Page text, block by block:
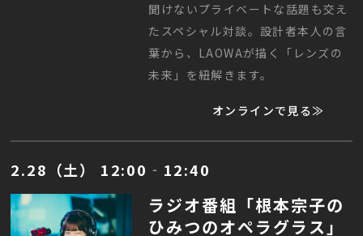
聞けないプライベートな話題も交え
たスペシャル対談。設計者本人の言
葉から、LAOWAが描く「レンズの
未来」を紐解きます。
オンラインで見る≫
2.28（土） 12:00‐12:40
ラジオ番組「根本宗子の
ひみつのオペラグラス」